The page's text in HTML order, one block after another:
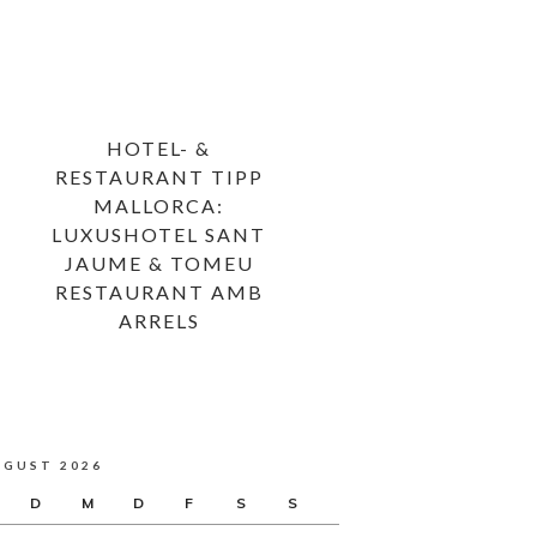
HOTEL- &
RESTAURANT TIPP
MALLORCA:
LUXUSHOTEL SANT
JAUME & TOMEU
RESTAURANT AMB
ARRELS
2026
D M D F S S